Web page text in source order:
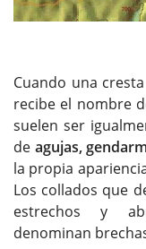
Cuando una
recibe el nombre
suelen ser
de agujas,
la propia
Los collados que
estrechos y
denominan